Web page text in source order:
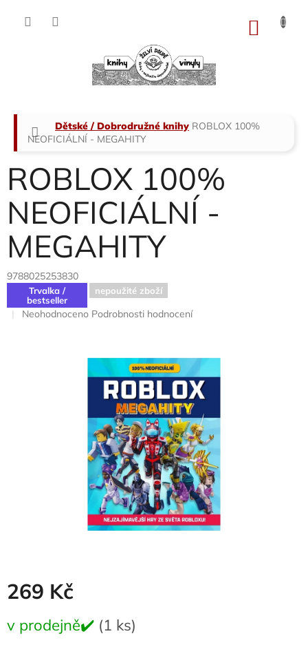
Domů
Dětské / Dobrodružné knihy ROBLOX 100%
NEOFICIÁLNÍ - MEGAHITY
ROBLOX 100%
NEOFICIÁLNÍ -
MEGAHITY
9788025253830
Trvalka /
bestseller
nepoužité zboží
Průměrné
Neohodnoceno Podrobnosti hodnocení
269 Kč
cena:
v prodejně✔️ (1 ks)